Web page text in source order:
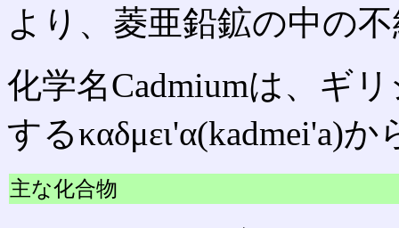
より、菱亜鉛鉱の中の
化学名Cadmiumは、ギ
するκαδμει'α(kadmei'a)
主な化合物